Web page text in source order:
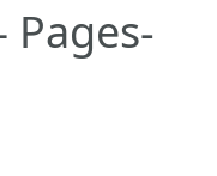
Pages-